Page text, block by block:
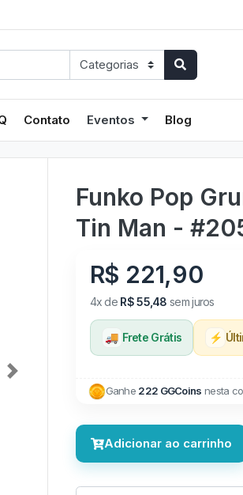
Contato Eventos Blog
Next
Funko Pop
Tin Man -
R$ 221,90
4x de R$ 55,48 sem juros
🚚 Frete Grátis ⚡
Ganhe 222 GGCoins nesta
Adicionar ao carrinho